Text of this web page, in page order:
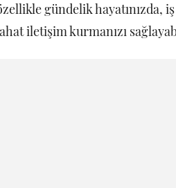
gündelik hayatınızda, iş
iletişim kurmanızı